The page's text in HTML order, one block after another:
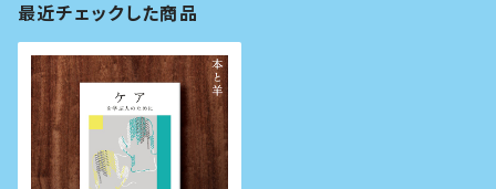
最近チェックした商品